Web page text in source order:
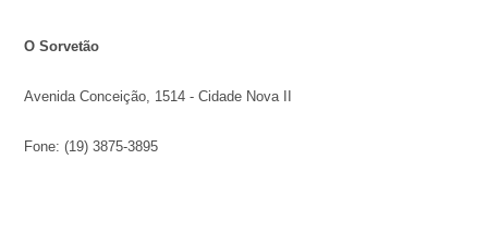
O Sorvetão
Avenida Conceição, 1514 - Cidade Nova II
Fone: (19) 3875-3895